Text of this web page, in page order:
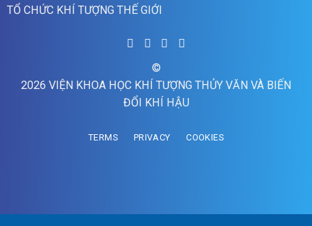
TỔ CHỨC KHÍ TƯỢNG THẾ GIỚI
©
2026 VIỆN KHOA HỌC KHÍ TƯỢNG THỦY VĂN VÀ BIẾN
ĐỔI KHÍ HẬU
TERMS PRIVACY COOKIES